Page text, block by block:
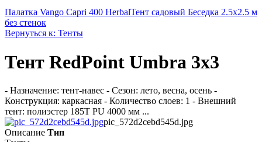
Палатка Vango Capri 400 HerbalТент садовый Беседка 2.5х2.5 м
без стенок
Вернуться к: Тенты
Тент RedPoint Umbra 3x3
- Назначение: тент-навес - Сезон: лето, весна, осень -
Конструкция: каркасная - Количество слоев: 1 - Внешний
тент: полиэстер 185T PU 4000 мм ...
pic_572d2cebd545d.jpg
Описание Тип